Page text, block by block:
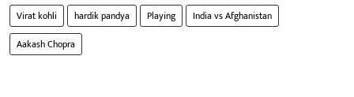
Virat kohli hardik pandya Playing
India vs Afghanistan
Aakash Chopra